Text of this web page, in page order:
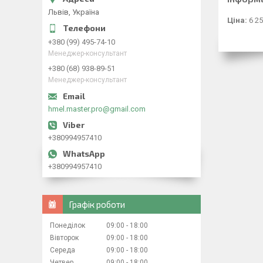
Ціна: 6
Львів, Україна
+380 (99) 495-74-10
Менеджер-консультант
+380 (68) 938-89-51
Менеджер-консультант
hmel.master.pro@gmail.com
+380994957410
+380994957410
Графік роботи
Понеділок 09:00
18:00
Вівторок
09:00
18:00
Середа
09:00
18:00